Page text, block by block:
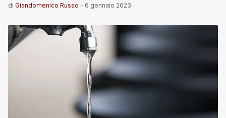
di Giandomenico Russo - 6 gennaio 2023